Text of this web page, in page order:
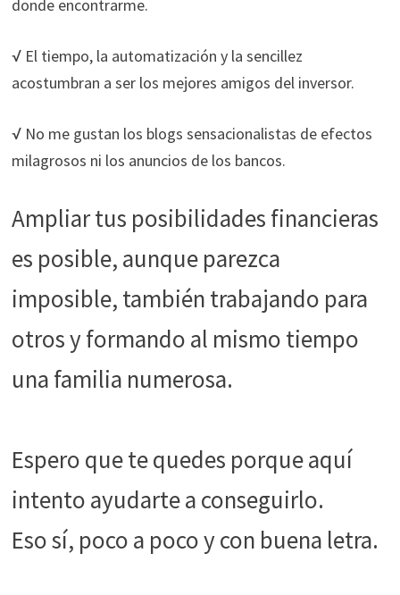
donde encontrarme.
√ El tiempo, la automatización y la sencillez
acostumbran a ser los mejores amigos del inversor.
√ No me gustan los blogs sensacionalistas de efectos
milagrosos ni los anuncios de los bancos.
Ampliar tus posibilidades financieras
es posible, aunque parezca
imposible, también trabajando para
otros y formando al mismo tiempo
una familia numerosa.
Espero que te quedes porque aquí
intento ayudarte a conseguirlo.
Eso sí, poco a poco y con buena letra.